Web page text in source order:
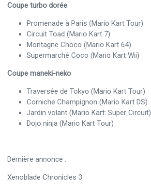
Coupe turbo dorée
Promenade à Paris (Mario Kart Tour)
Circuit Toad (Mario Kart 7)
Montagne Choco (Mario Kart 64)
Supermarché Coco (Mario Kart Wii)
Coupe maneki-neko
Traversée de Tokyo (Mario Kart Tour)
Corniche Champignon (Mario Kart DS)
Jardin volant (Mario Kart: Super Circuit)
Dojo ninja (Mario Kart Tour)
Dernière annonce :
Xenoblade Chronicles 3